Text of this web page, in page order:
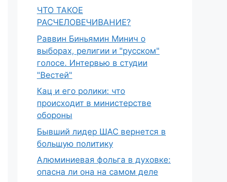
ЧТО ТАКОЕ
РАСЧЕЛОВЕЧИВАНИЕ?
Раввин Биньямин Минич о
выборах, религии и "русском"
голосе. Интервью в студии
"Вестей"
Кац и его ролики: что
происходит в министерстве
обороны
Бывший лидер ШАС вернется в
большую политику
Алюминиевая фольга в духовке:
опасна ли она на самом деле